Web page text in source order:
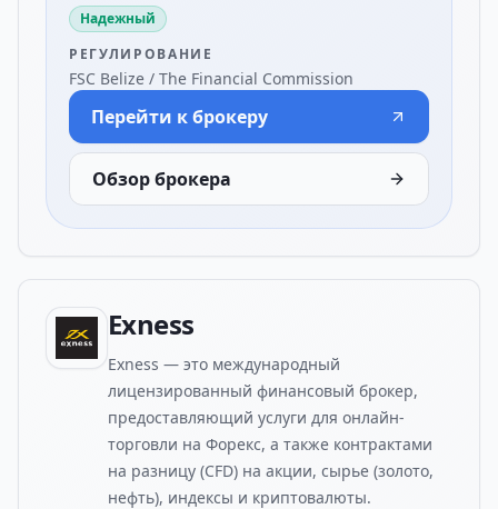
Надежный
РЕГУЛИРОВАНИЕ
FSC Belize / The Financial Commission
Перейти к брокеру
Обзор брокера
Exness
Exness — это международный
лицензированный финансовый брокер,
предоставляющий услуги для онлайн-
торговли на Форекс, а также контрактами
на разницу (CFD) на акции, сырье (золото,
нефть), индексы и криптовалюты.